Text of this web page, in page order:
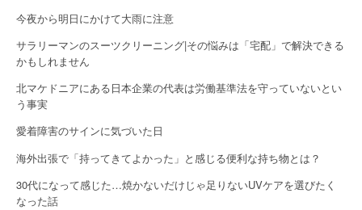
今夜から明日にかけて大雨に注意
サラリーマンのスーツクリーニング|その悩みは「宅配」で解決できる
かもしれません
北マケドニアにある日本企業の代表は労働基準法を守っていないとい
う事実
愛着障害のサインに気づいた日
海外出張で「持ってきてよかった」と感じる便利な持ち物とは？
30代になって感じた…焼かないだけじゃ足りないUVケアを選びたく
なった話